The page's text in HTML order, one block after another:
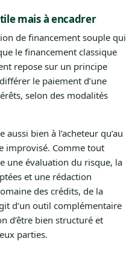
mais à encadrer
de financement souple qui
le financement classique
repose sur un principe
le paiement d’une
selon des modalités
bien à l’acheteur qu’au
improvisé. Comme tout
une évaluation du risque, la
et une rédaction
des crédits, de la
d’un outil complémentaire
d’être bien structuré et
parties.